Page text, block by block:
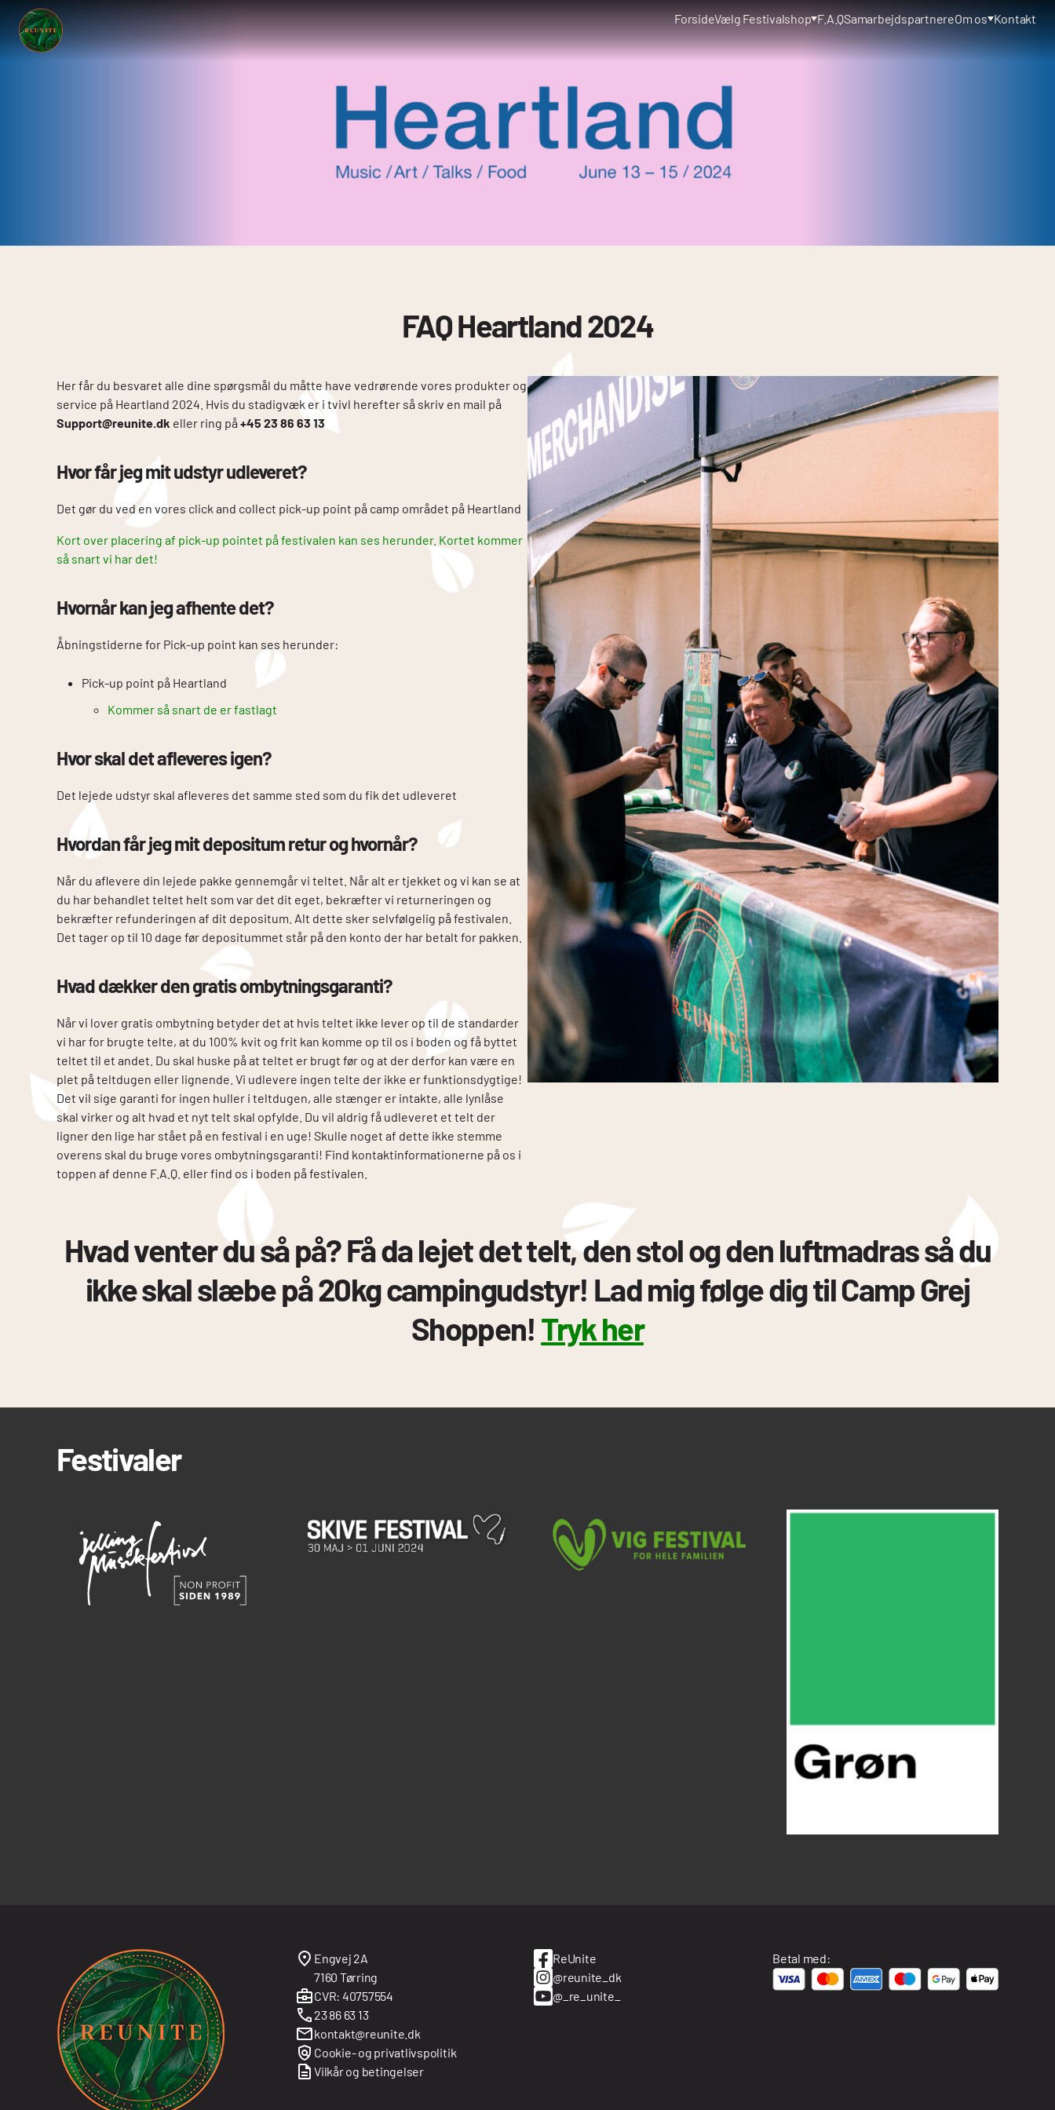
ForsideVælg Festivalshop F.A.QSamarbejdspartnereOm os Kontakt
FAQ Heartland 2024
Her får du besvaret alle dine spørgsmål du måtte have vedrørende vores produkter og
service på Heartland 2024. Hvis du stadigvæk er i tvivl herefter så skriv en mail på
Support@reunite.dk eller ring på +45 23 86 63 13
Hvor får jeg mit udstyr udleveret?
Det gør du ved en vores click and collect pick-up point på camp området på Heartland
Kort over placering af pick-up pointet på festivalen kan ses herunder. Kortet kommer
så snart vi har det!
Hvornår kan jeg afhente det?
Åbningstiderne for Pick-up point kan ses herunder:
Pick-up point på Heartland
Kommer så snart de er fastlagt
Hvor skal det afleveres igen?
Det lejede udstyr skal afleveres det samme sted som du fik det udleveret
Hvordan får jeg mit depositum retur og hvornår?
Når du aflevere din lejede pakke gennemgår vi teltet. Når alt er tjekket og vi kan se at
du har behandlet teltet helt som var det dit eget, bekræfter vi returneringen og
bekræfter refunderingen af dit depositum. Alt dette sker selvfølgelig på festivalen.
Det tager op til 10 dage før depositummet står på den konto der har betalt for pakken.
Hvad dækker den gratis ombytningsgaranti?
Når vi lover gratis ombytning betyder det at hvis teltet ikke lever op til de standarder
vi har for brugte telte, at du 100% kvit og frit kan komme op til os i boden og få byttet
teltet til et andet. Du skal huske på at teltet er brugt før og at der derfor kan være en
plet på teltdugen eller lignende. Vi udlevere ingen telte der ikke er funktionsdygtige!
Det vil sige garanti for ingen huller i teltdugen, alle stænger er intakte, alle lynlåse
skal virker og alt hvad et nyt telt skal opfylde. Du vil aldrig få udleveret et telt der
ligner den lige har stået på en festival i en uge! Skulle noget af dette ikke stemme
overens skal du bruge vores ombytningsgaranti! Find kontaktinformationerne på os i
toppen af denne F.A.Q. eller find os i boden på festivalen.
Hvad venter du så på? Få da lejet det telt, den stol og den luftmadras så du
ikke skal slæbe på 20kg campingudstyr! Lad mig følge dig til Camp Grej
Shoppen! Tryk her
Festivaler
Engvej 2A
7160 Tørring
CVR: 40757554
23 86 63 13
kontakt@reunite.dk
Cookie- og privatlivspolitik
Vilkår og betingelser
ReUnite
@reunite_dk
@_re_unite_
Betal med: